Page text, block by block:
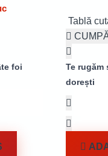
foi
Tablă
Te rugăm
dorești